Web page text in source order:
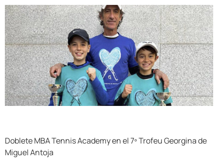
Doblete MBA Tennis Academy en el 7º Trofeu Georgina de
Miguel Antoja